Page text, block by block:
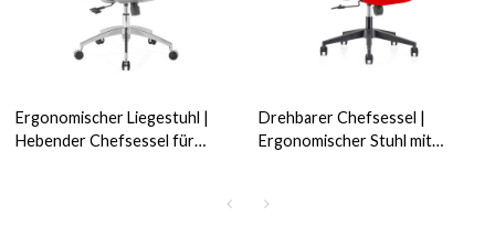
Ergonomischer Liegestuhl |
Hebender Chefsessel für
Drehbarer Chefsessel |
Ergonomischer Stuhl mit